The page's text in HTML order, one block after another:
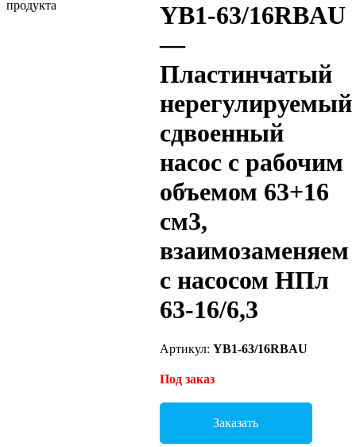
YB1-63/16RBAU
—
Пластинчатый
нерегулируемый
сдвоенный
насос с рабочим
объемом 63+16
см3,
взаимозаменяем
с насосом НПл
63-16/6,3
Артикул: YB1-63/16RBAU
Под заказ
Заказать